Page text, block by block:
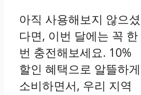
아직 사용해보지 않으셨
다면, 이번 달에는 꼭 한
번 충전해보세요. 10%
할인 혜택으로 알뜰하게
소비하면서, 우리 지역